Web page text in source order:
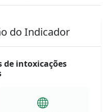
do Indicador
de intoxicações